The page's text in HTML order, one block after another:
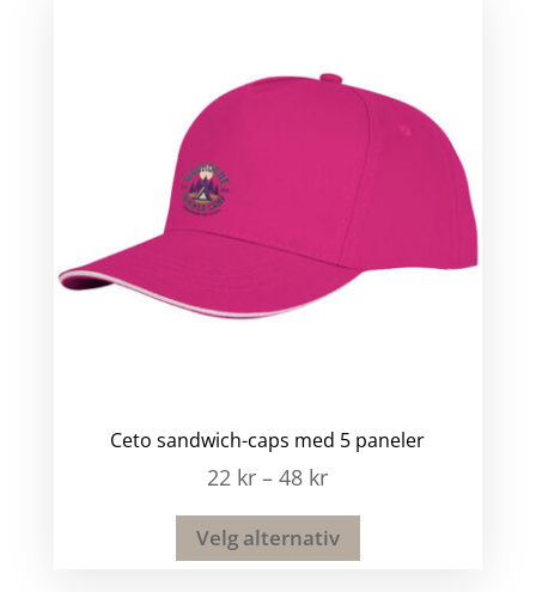
Ceto sandwich-caps med 5 paneler
22 kr –48 kr
Velg alternativ